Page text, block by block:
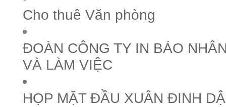
Cho thuê Văn phòng
ĐOÀN CÔNG TY IN BÁO
VÀ LÀM VIỆC
HỌP MẶT ĐẦU XUÂN ĐINH